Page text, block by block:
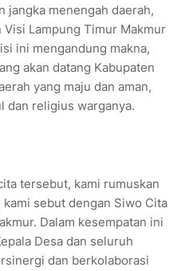
jangka menengah daerah,
Lampung Timur Makmur
ini mengandung makna,
akan datang Kabupaten
yang maju dan aman,
dan religius warganya.
tersebut, kami rumuskan
sebut dengan Siwo Cita
Dalam kesempatan ini
Desa dan seluruh
dan berkolaborasi